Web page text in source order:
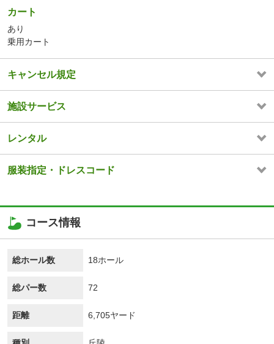
カート
あり
乗用カート
キャンセル規定
施設サービス
レンタル
服装指定・ドレスコード
コース情報
総ホール数 18ホール
総パー数 72
距離 6,705ヤード